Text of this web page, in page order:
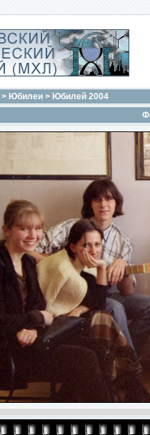
> Юбилеи > Юбилей 2004